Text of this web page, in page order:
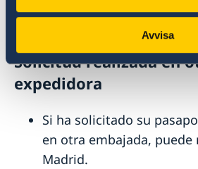
Avvisa
encuentran al final de esta
Solicitud realizada en
expedidora
Si ha solicitado su
en otra embajada, puede
Madrid.